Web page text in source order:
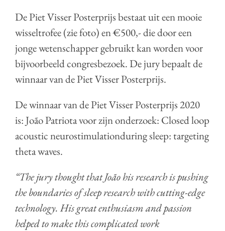
De Piet Visser Posterprijs bestaat uit een mooie
wisseltrofee (zie foto) en €500,- die door een
jonge wetenschapper gebruikt kan worden voor
bijvoorbeeld congresbezoek. De jury bepaalt de
winnaar van de Piet Visser Posterprijs.
De winnaar van de Piet Visser Posterprijs 2020
is: João Patriota voor zijn onderzoek: Closed loop
acoustic neurostimulationduring sleep: targeting
theta waves.
“The jury thought that João his research is pushing
the boundaries of sleep research with cutting-edge
technology. His great enthusiasm and passion
helped to make this complicated work